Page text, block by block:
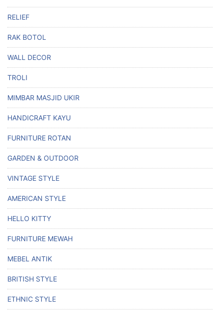
RELIEF
RAK BOTOL
WALL DECOR
TROLI
MIMBAR MASJID UKIR
HANDICRAFT KAYU
FURNITURE ROTAN
GARDEN & OUTDOOR
VINTAGE STYLE
AMERICAN STYLE
HELLO KITTY
FURNITURE MEWAH
MEBEL ANTIK
BRITISH STYLE
ETHNIC STYLE